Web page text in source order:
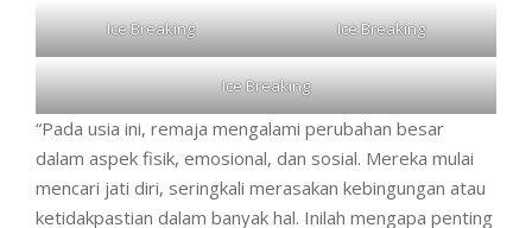
Ice Breaking Ice Breaking
Ice Breaking
“Pada usia ini, remaja mengalami perubahan besar
dalam aspek fisik, emosional, dan sosial. Mereka mulai
mencari jati diri, seringkali merasakan kebingungan atau
ketidakpastian dalam banyak hal. Inilah mengapa penting